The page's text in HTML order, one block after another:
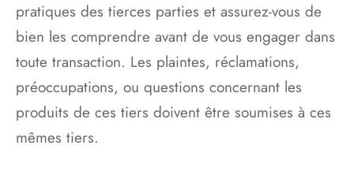
pratiques des tierces parties et assurez-vous de
bien les comprendre avant de vous engager dans
toute transaction. Les plaintes, réclamations,
préoccupations, ou questions concernant les
produits de ces tiers doivent être soumises à ces
mêmes tiers.